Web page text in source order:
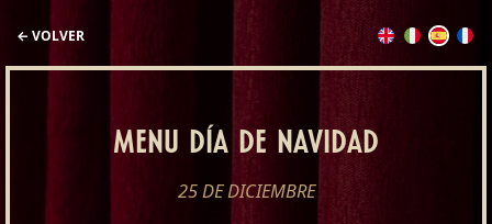
← VOLVER
MENU DÍA DE NAVIDAD
25 DE DICIEMBRE